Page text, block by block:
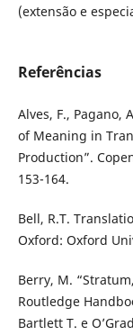
(extensão e
Referências
Alves, F., Pagano,
of Meaning in
Production”.
153-164.
Bell, R.T.
Oxford: Oxford
Berry, M.
Routledge
Bartlett T. e